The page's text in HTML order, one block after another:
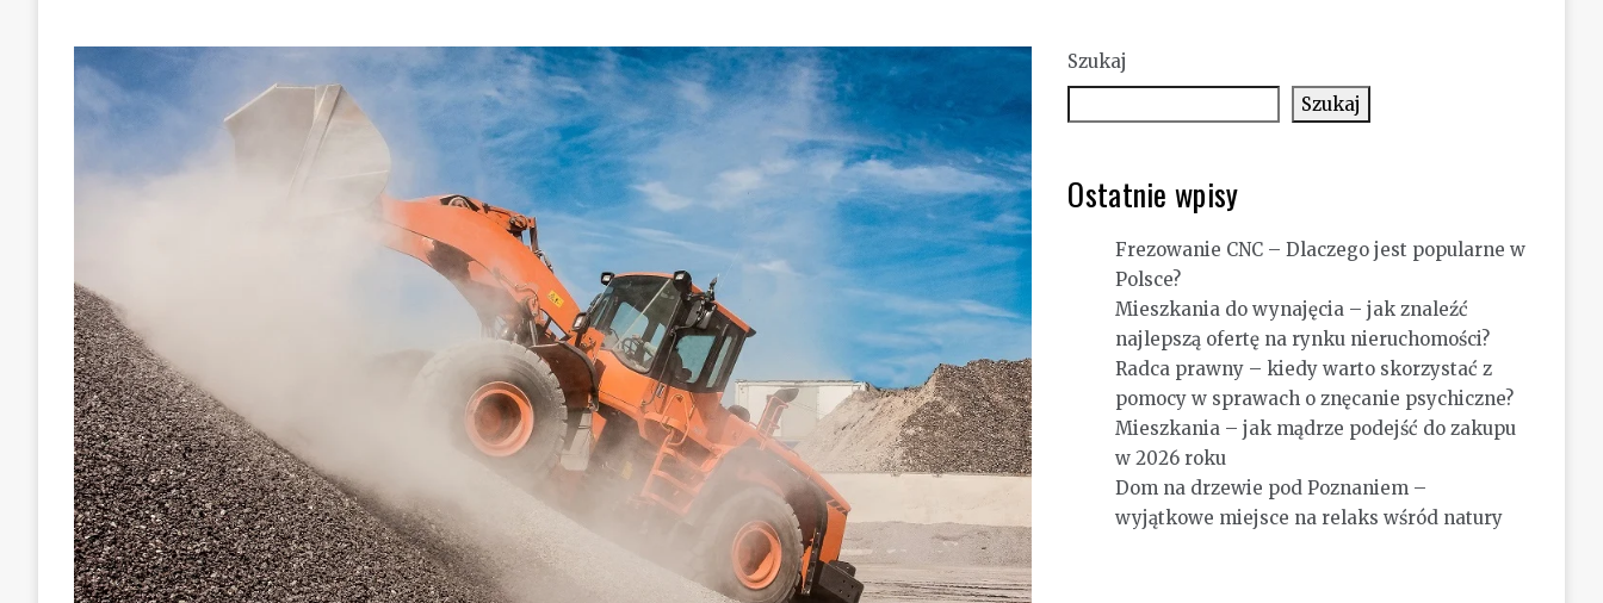
Szukaj
Szukaj
Ostatnie wpisy
Frezowanie CNC – Dlaczego jest popularne w
Polsce?
Mieszkania do wynajęcia – jak znaleźć
najlepszą ofertę na rynku nieruchomości?
Radca prawny – kiedy warto skorzystać z
pomocy w sprawach o znęcanie psychiczne?
Mieszkania – jak mądrze podejść do zakupu
w 2026 roku
Dom na drzewie pod Poznaniem –
wyjątkowe miejsce na relaks wśród natury